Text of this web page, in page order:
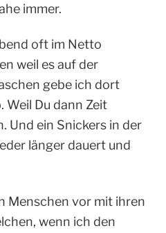
immer.
oft im Netto
weil es auf der
gebe ich dort
Weil Du dann Zeit
Und ein Snickers in der
länger dauert und
Menschen vor mit ihren
wenn ich den